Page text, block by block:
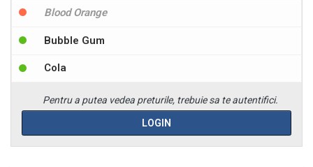
Blood Orange
Bubble Gum
Cola
Pentru a putea vedea preturile, trebuie sa te autentifici.
LOGIN